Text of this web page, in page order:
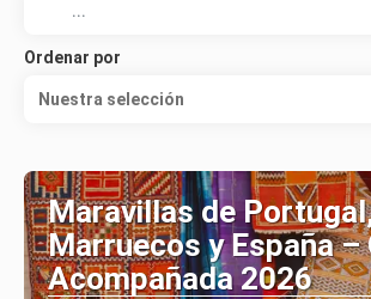
Ordenar por
Nuestra selección
Maravillas de
Marruecos y España –
Acompañada 2026